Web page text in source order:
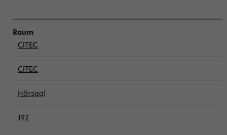
CITEC
CITEC
Hörsaal
192